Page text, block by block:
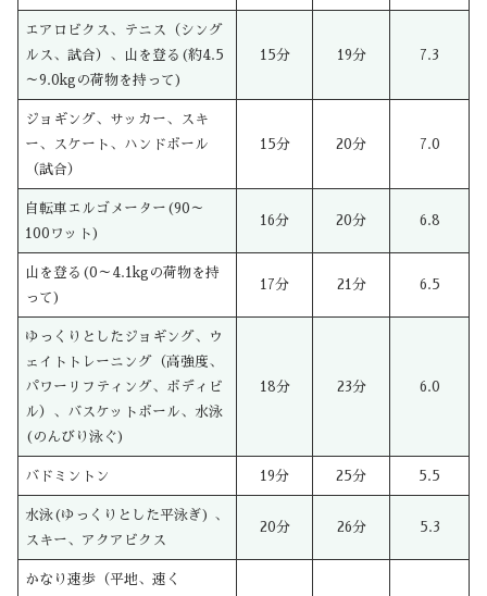
エアロビクス、テニス（シング
ルス、試合）、山を登る(約4.5
～9.0kgの荷物を持って)
15分 19分 7.3
ジョギング、サッカー、スキ
ー、スケート、ハンドボール
（試合）
15分 20分 7.0
自転車エルゴメーター(90～
100ワット)
16分 20分 6.8
山を登る(0～4.1kgの荷物を持
って)
17分 21分 6.5
ゆっくりとしたジョギング、ウ
ェイトトレーニング（高強度、
パワーリフティング、ボディビ
ル）、バスケットボール、水泳
(のんびり泳ぐ)
18分 23分 6.0
バドミントン 19分 25分 5.5
水泳(ゆっくりとした平泳ぎ) 、
スキー、アクアビクス
20分 26分 5.3
かなり速歩（平地、速く